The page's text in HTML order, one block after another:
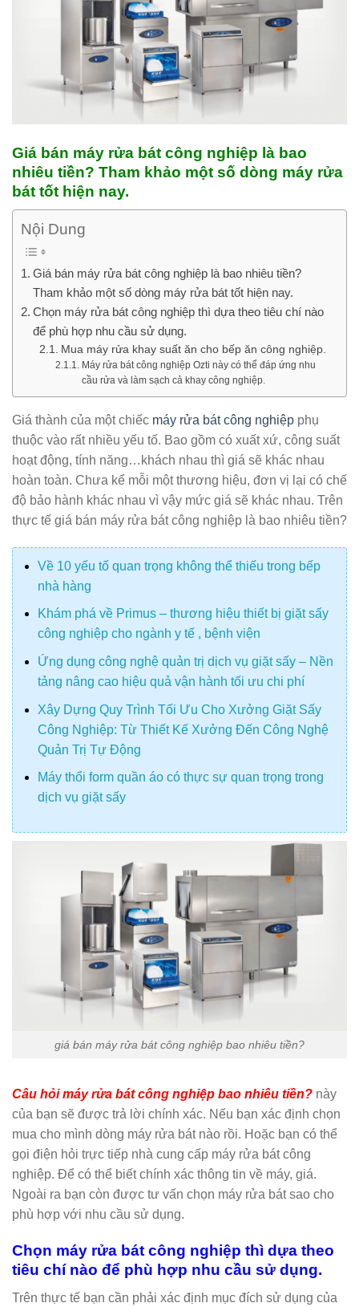
Giá bán máy rửa bát công nghiệp là bao
nhiêu tiền? Tham khảo một số dòng máy rửa
bát tốt hiện nay.
Nội Dung
Giá bán máy rửa bát công nghiệp là bao nhiêu tiền?
Tham khảo một số dòng máy rửa bát tốt hiện nay.
Chọn máy rửa bát công nghiệp thì dựa theo tiêu chí nào
để phù hợp nhu cầu sử dụng.
Mua máy rửa khay suất ăn cho bếp ăn công nghiệp.
Máy rửa bát công nghiệp Ozti này có thể đáp ứng nhu
cầu rửa và làm sạch cả khay công nghiệp.
Giá thành của một chiếc máy rửa bát công nghiệp phụ
thuộc vào rất nhiều yếu tố. Bao gồm có xuất xứ, công suất
hoạt động, tính năng…khách nhau thì giá sẽ khác nhau
hoàn toàn. Chưa kể mỗi một thương hiệu, đơn vị lại có chế
độ bảo hành khác nhau vì vậy mức giá sẽ khác nhau. Trên
thực tế giá bán máy rửa bát công nghiệp là bao nhiêu tiền?
Về 10 yếu tố quan trọng không thể thiếu trong bếp
nhà hàng
Khám phá về Primus – thương hiệu thiết bị giặt sấy
công nghiệp cho ngành y tế , bệnh viện
Ứng dụng công nghệ quản trị dịch vụ giặt sấy – Nền
tảng nâng cao hiệu quả vận hành tối ưu chi phí
Xây Dựng Quy Trình Tối Ưu Cho Xưởng Giặt Sấy
Công Nghiệp: Từ Thiết Kế Xưởng Đến Công Nghệ
Quản Trị Tự Động
Máy thổi form quần áo có thực sự quan trọng trong
dịch vụ giặt sấy
giá bán máy rửa bát công nghiệp bao nhiêu tiền?
Câu hỏi máy rửa bát công nghiệp bao nhiêu tiền? này
của bạn sẽ được trả lời chính xác. Nếu bạn xác định chọn
mua cho mình dòng máy rửa bát nào rồi. Hoặc bạn có thể
gọi điện hỏi trực tiếp nhà cung cấp máy rửa bát công
nghiệp. Để có thể biết chính xác thông tin về máy, giá.
Ngoài ra bạn còn được tư vấn chọn máy rửa bát sao cho
phù hợp với nhu cầu sử dụng.
Chọn máy rửa bát công nghiệp thì dựa theo
tiêu chí nào để phù hợp nhu cầu sử dụng.
Trên thực tế bạn cần phải xác định mục đích sử dụng của